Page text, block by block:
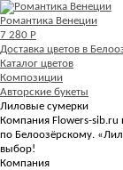
Романтика Венеции
7 280 Р
Доставка цветов в
Каталог цветов
Композиции
Авторские букеты
Лиловые сумерки
Компания Flowers-sib.ru
по Белоозёрскому.
выбор!
Компания